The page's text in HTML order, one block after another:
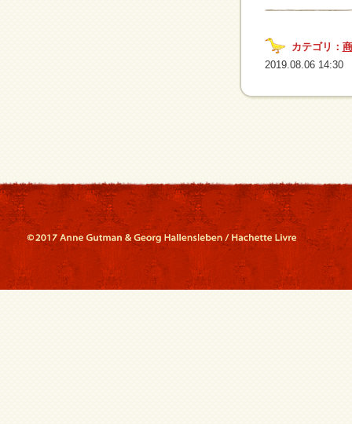
カテゴリ：
2019.08.06 14:30